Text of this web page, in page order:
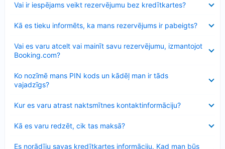
Vai ir iespējams veikt rezervējumu bez kredītkartes?
Kā es tieku informēts, ka mans rezervējums ir pabeigts?
Vai es varu atcelt vai mainīt savu rezervējumu, izmantojot
Booking.com?
Ko nozīmē mans PIN kods un kādēļ man ir tāds
vajadzīgs?
Kur es varu atrast naktsmītnes kontaktinformāciju?
Kā es varu redzēt, cik tas maksā?
Es norādīju savas kredītkartes informāciju. Kad man būs